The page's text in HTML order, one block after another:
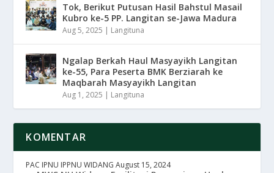
Tok, Berikut Putusan Hasil Bahstul Masail
Kubro ke-5 PP. Langitan se-Jawa Madura
Aug 5, 2025 | Langituna
Ngalap Berkah Haul Masyayikh Langitan
ke-55, Para Peserta BMK Berziarah ke
Maqbarah Masyayikh Langitan
Aug 1, 2025 | Langituna
KOMENTAR
PAC IPNU IPPNU WIDANG August 15, 2024